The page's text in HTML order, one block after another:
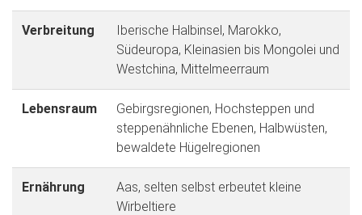
Verbreitung
Iberische Halbinsel, Marokko,
Südeuropa, Kleinasien bis Mongolei und
Westchina, Mittelmeerraum
Lebensraum
Gebirgsregionen, Hochsteppen und
steppenähnliche Ebenen, Halbwüsten,
bewaldete Hügelregionen
Ernährung
Aas, selten selbst erbeutet kleine
Wirbeltiere